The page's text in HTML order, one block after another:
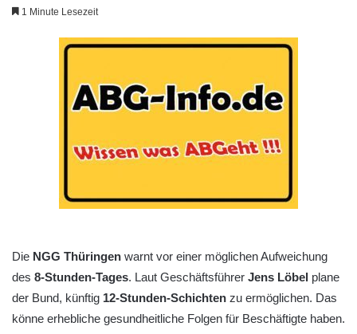
1 Minute Lesezeit
Die NGG Thüringen warnt vor einer möglichen Aufweichung
des 8-Stunden-Tages. Laut Geschäftsführer Jens Löbel plane
der Bund, künftig 12-Stunden-Schichten zu ermöglichen. Das
könne erhebliche gesundheitliche Folgen für Beschäftigte haben.